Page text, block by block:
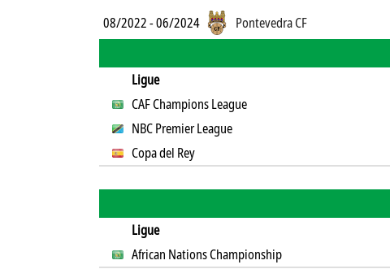
08/2022 - 06/2024
Pontevedra CF
Ligue
CAF Champions League
NBC Premier League
Copa del Rey
Ligue
African Nations Championship